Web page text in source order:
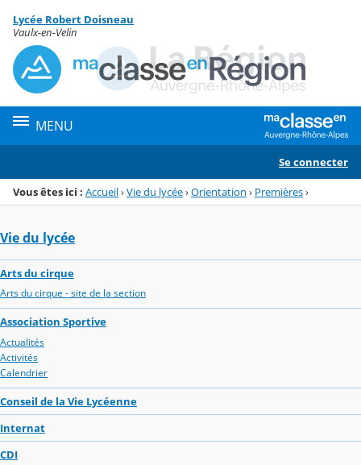
Menu de la rubrique
Contenu
Lycée Robert Doisneau
Vaulx-en-Velin
MENU
Se connecter
Vous êtes ici : Accueil›Vie du lycée›Orientation › Premières›
Vie du lycée
Arts du cirque
Arts du cirque - site de la section
Association Sportive
Actualités
Activités
Calendrier
Conseil de la Vie Lycéenne
Internat
CDI